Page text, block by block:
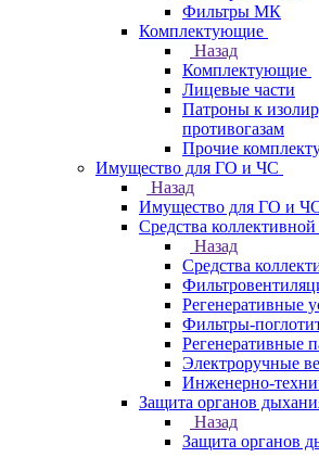
Фильтры МК
Комплектующие
Назад
Комплектующие
Лицевые части
Патроны к
противогазам
Прочие
Имущество для ГО и ЧС
Назад
Имущество для ГО и
Средства
Назад
Средства
Регенеративные
Фильтры-
Регенеративные
Электроручные
Инженерно-
Защита органов
Назад
Защита органов